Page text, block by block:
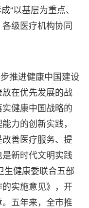
“以基层为重点、
级医疗机构协同
推进健康中国建设
在优先发展的战
健康中国战略的
力的创新实践，
善医疗服务、提
新时代文明实践
生健康委联合五部
实施意见》，开
五年来，全市推